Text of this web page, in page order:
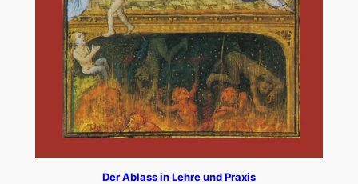
Der Ablass in Lehre und Praxis